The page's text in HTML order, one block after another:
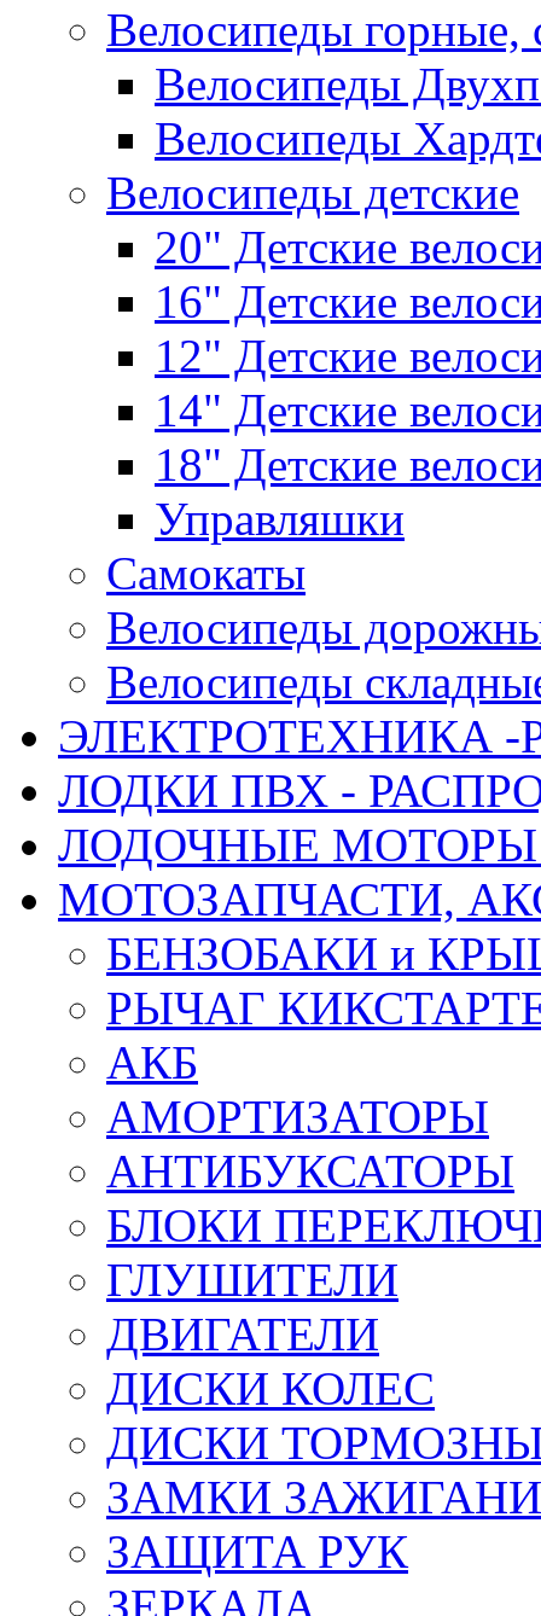
Велосипеды горные,
Велосипеды
Велосипеды
Велосипеды детские
20" Детские
16" Детские
12" Детские
14" Детские
18" Детские
Управляшки
Самокаты
Велосипеды
Велосипеды
ЭЛЕКТРОТЕХНИКА
ЛОДКИ ПВХ -
ЛОДОЧНЫЕ
МОТОЗАПЧАСТИ,
БЕНЗОБАКИ и
РЫЧАГ
АКБ
АМОРТИЗАТОРЫ
АНТИБУКСАТОРЫ
БЛОКИ
ГЛУШИТЕЛИ
ДВИГАТЕЛИ
ДИСКИ КОЛЕС
ДИСКИ
ЗАМКИ
ЗАЩИТА РУК